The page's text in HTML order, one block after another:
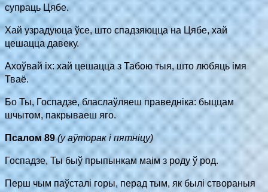
супраць Цябе.
Хай узрадуюца ўсе, што спадзяюцца на Цябе, хай
цешацца давеку.
Ахоўвай іх: хай цешацца з Табою тыя, што любяць імя
Тваё.
Бо Ты, Госпадзе, бласлаўляеш праведніка: быццам
шчытом, пакрываеш яго.
Псалом 89(у аўторак і пятніцу)
Госпадзе, Ты быў прыпынкам маім з роду ў род.
Перш чым паўсталі горы, перад тым, як былі створаныя